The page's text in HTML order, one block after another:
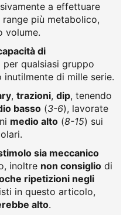
a effettuare
range più metabolico,
volume.
di
per qualsiasi gruppo
inutilmente di mille serie.
, trazioni, dip, tenendo
basso (3-6), lavorate
medio alto (8-15) sui
sia meccanico
inoltre non consiglio di
ripetizioni negli
in questo articolo,
alto.